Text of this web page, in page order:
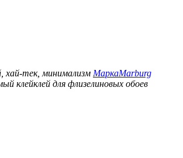
хай-тек, минимализм МаркаMarburg
клейклей для флизелиновых обоев